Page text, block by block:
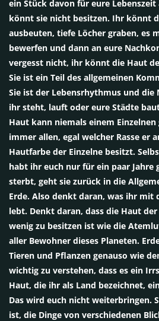
ein Stück davon für eure
könnt sie nicht besitzen. Ihr könnt
ausbeuten, tiefe Löcher graben, es
bewerfen und dann an eure
vergesst nicht, ihr könnt die Haut
Sie ist ein Teil des allgemeinen
Sie ist der Lebensrhythmus und die
ihr steht, lauft oder eure Städte
Haut kann niemals einem
immer allen, egal welcher Rasse er
Hautfarbe der Einzelne besitzt.
habt ihr euch nur für ein paar Jahre
sterbt, geht sie zurück in die
Erde. Also denkt daran, was ihr
lebt. Denkt daran, dass die Haut
wenig zu besitzen ist wie die
aller Bewohner dieses Planeten.
Tieren und Pflanzen genauso wie
wichtig zu verstehen, dass es ein
Haut, die ihr als Land bezeichnet,
Das wird euch nicht weiterbringen.
ist, die Dinge von verschiedenen